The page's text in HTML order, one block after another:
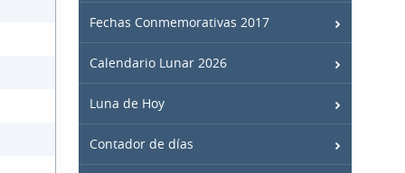
Fechas Conmemorativas 2017
Calendario Lunar 2026
Luna de Hoy
Contador de días